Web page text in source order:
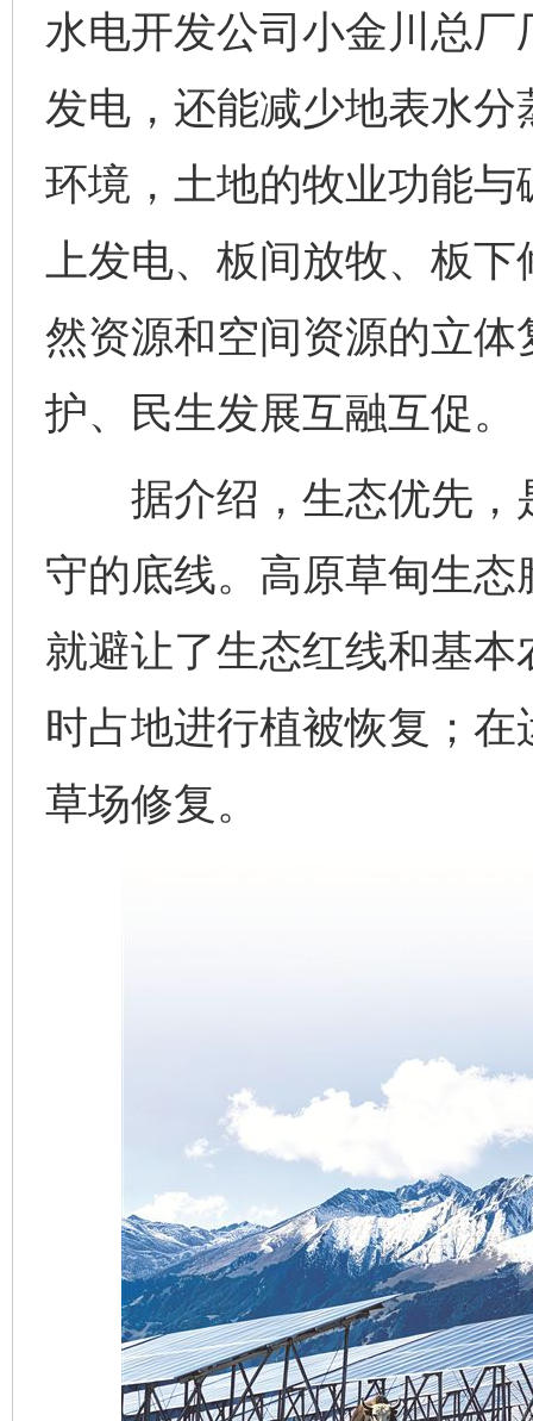
水电开发公司小金川总
发电，还能减少地表水
环境，土地的牧业功能与
上发电、板间放牧、板
然资源和空间资源的立
护、民生发展互融互促。
据介绍，生态优先，
守的底线。高原草甸生
就避让了生态红线和基
时占地进行植被恢复；
草场修复。